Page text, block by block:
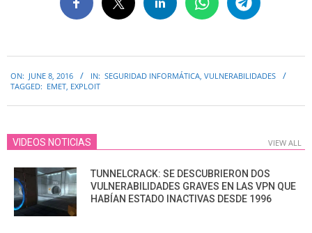
06-
ON: JUNE 8, 2016 IN: SEGURIDAD INFORMÁTICA, VULNERABILIDADES
TAGGED: EMET, EXPLOIT
VIDEOS NOTICIAS VIEW ALL
TUNNELCRACK: SE DESCUBRIERON DOS
VULNERABILIDADES GRAVES EN LAS VPN QUE
HABÍAN ESTADO INACTIVAS DESDE 1996